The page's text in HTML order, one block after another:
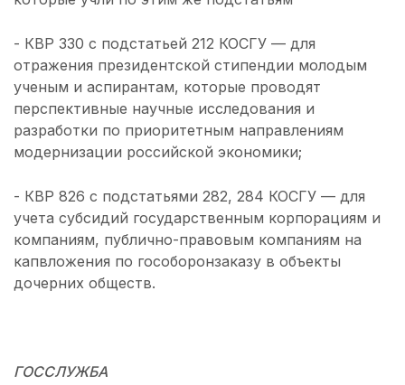
- КВР 330 с подстатьей 212 КОСГУ — для
отражения президентской стипендии молодым
ученым и аспирантам, которые проводят
перспективные научные исследования и
разработки по приоритетным направлениям
модернизации российской экономики;
- КВР 826 с подстатьями 282, 284 КОСГУ — для
учета субсидий государственным корпорациям и
компаниям, публично-правовым компаниям на
капвложения по гособоронзаказу в объекты
дочерних обществ.
ГОССЛУЖБА